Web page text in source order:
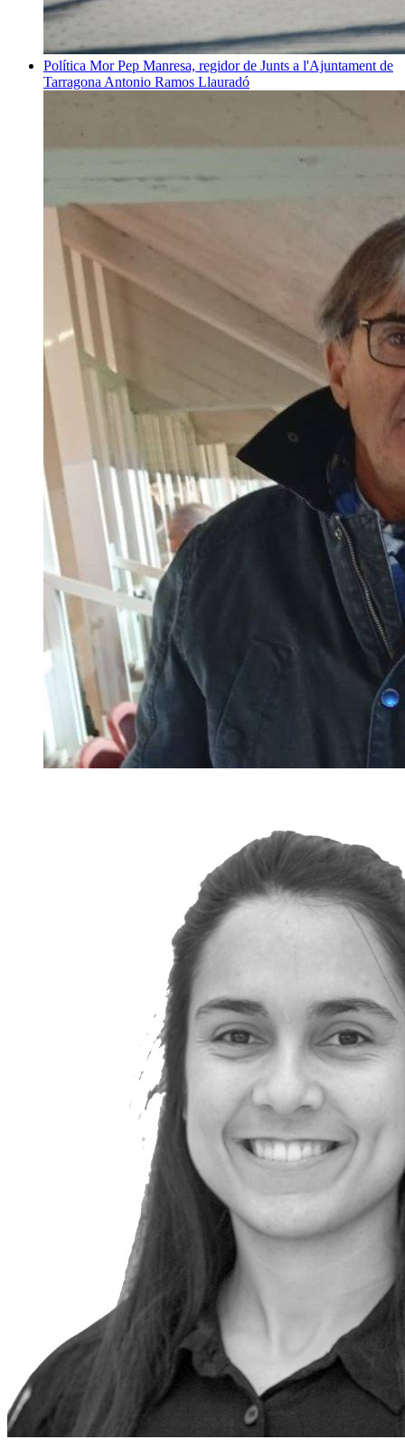
Política Mor Pep Manresa, regidor de Junts a l'Ajuntament de
Tarragona Antonio Ramos Llauradó